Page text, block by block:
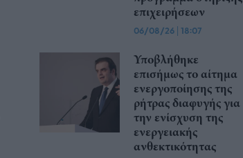
επιχειρήσεων
06/08/26 | 18:07
Υποβλήθηκε
επισήμως το αίτημα
ενεργοποίησης της
ρήτρας διαφυγής για
την ενίσχυση της
ενεργειακής
ανθεκτικότητας